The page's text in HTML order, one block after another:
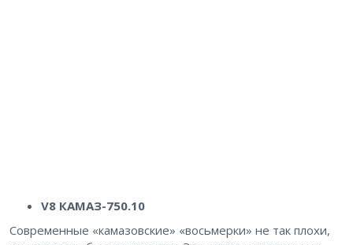
V8 КАМАЗ-750.10
Современные «камазовские» «восьмерки» не так плохи,